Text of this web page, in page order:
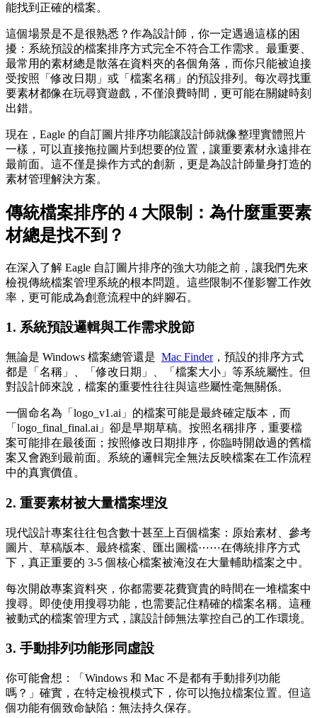
能找到正確的檔案。
這個場景是不是很熟悉？作為設計師，你一定遇過這樣的困
擾：系統預設的檔案排序方式完全不符合工作需求。最重要、
最常用的素材總是散落在資料夾的各個角落，而你只能被迫接
受按照「修改日期」或「檔案名稱」的預設排列。每次尋找重
要素材都像在玩尋寶遊戲，不僅浪費時間，更可能在關鍵時刻
出錯。
現在，Eagle 的自訂圖片排序功能讓設計師就像整理實體照片
一樣，可以直接拖拉圖片到想要的位置，讓重要素材永遠排在
最前面。這不僅是操作方式的創新，更是為設計師量身打造的
素材管理解決方案。
傳統檔案排序的 4 大限制：為什麼重要素
材總是找不到？
在深入了解 Eagle 自訂圖片排序的強大功能之前，讓我們先來
檢視傳統檔案管理系統的根本問題。這些限制不僅影響工作效
率，更可能成為創意流程中的絆腳石。
1. 系統預設邏輯與工作需求脫節
無論是 Windows 檔案總管還是 Mac Finder，預設的排序方式
都是「名稱」、「修改日期」、「檔案大小」等系統屬性。但
對設計師來說，檔案的重要性往往與這些屬性毫無關係。
一個命名為「logo_v1.ai」的檔案可能是最終確定版本，而
「logo_final_final.ai」卻是早期草稿。按照名稱排序，重要檔
案可能排在最後面；按照修改日期排序，你臨時開啟過的舊檔
案又會跑到最前面。系統的邏輯完全無法反映檔案在工作流程
中的真實價值。
2. 重要素材被大量檔案埋沒
現代設計專案往往包含數十甚至上百個檔案：原始素材、參考
圖片、草稿版本、最終檔案、匯出圖檔⋯⋯在傳統排序方式
下，真正重要的 3-5 個核心檔案被淹沒在大量輔助檔案之中。
每次開啟專案資料夾，你都需要花費寶貴的時間在一堆檔案中
搜尋。即使使用搜尋功能，也需要記住精確的檔案名稱。這種
被動式的檔案管理方式，讓設計師無法掌控自己的工作環境。
3. 手動排列功能形同虛設
你可能會想：「Windows 和 Mac 不是都有手動排列功能
嗎？」確實，在特定檢視模式下，你可以拖拉檔案位置。但這
個功能有個致命缺陷：無法持久保存。